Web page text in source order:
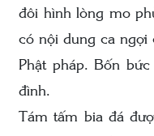
đôi hình lòng mo
có nội dung ca ngợi
Phật pháp. Bốn
đình.
Tám tấm bia đá